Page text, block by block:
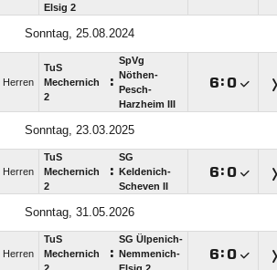
Elsig 2
Sonntag, 25.08.2024
Herren
TuS
Mechernich
2
:
SpVg
Nöthen-
Pesch-
Harzheim III
: 
Sonntag, 23.03.2025
Herren
TuS
Mechernich
2
:
SG
Keldenich-
Scheven II
: 
Sonntag, 31.05.2026
Herren
TuS
Mechernich
:
SG Ülpenich-
Nemmenich-
: 